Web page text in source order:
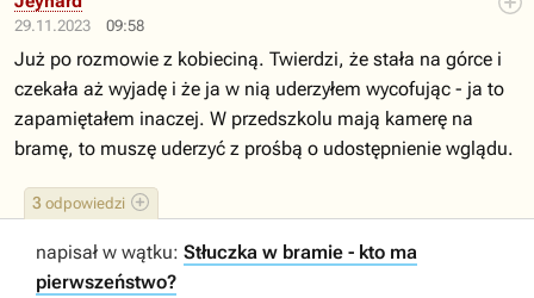
29.11.2023 09:58
3 odpowiedzi
Już po rozmowie z kobieciną. Twierdzi, że stała na górce i
czekała aż wyjadę i że ja w nią uderzyłem wycofując - ja to
zapamiętałem inaczej. W przedszkolu mają kamerę na
bramę, to muszę uderzyć z prośbą o udostępnienie wglądu.
napisał w wątku: Stłuczka w bramie - kto ma
pierwszeństwo?